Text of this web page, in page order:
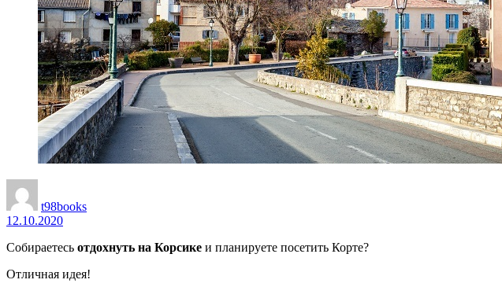
t98books
12.10.2020
Собираетесь отдохнуть на Корсике и планируете посетить Корте?
Отличная идея!